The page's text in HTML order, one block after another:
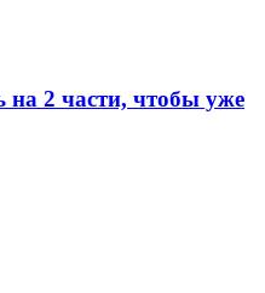
на 2 части, чтобы уже